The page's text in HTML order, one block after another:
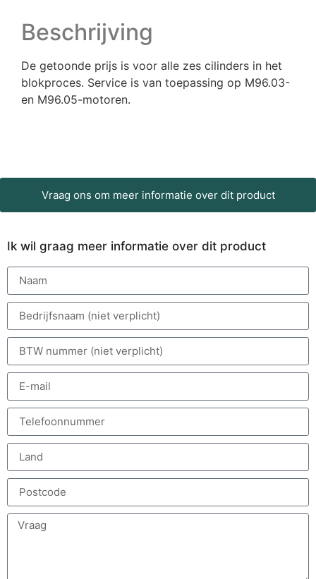
Beschrijving
De getoonde prijs is voor alle zes cilinders in het
blokproces. Service is van toepassing op M96.03-
en M96.05-motoren.
Vraag ons om meer informatie over dit product
Ik wil graag meer informatie over dit product